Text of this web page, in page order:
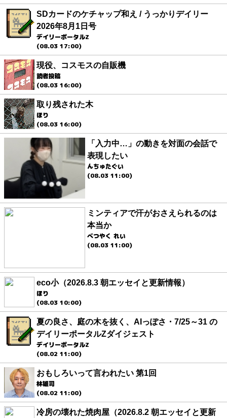
SDカードのケチャップ和え / うっかりデイリー
2026年8月1日号
デイリーポータルZ
(08.03 17:00)
現役、コスモスの自販機
読者投稿
(08.03 16:00)
取り残された木
ほり
(08.03 16:00)
「入力中…」の動きを対面の会話で
表現したい
んちゅたぐい
(08.03 11:00)
ミンティアで汗がおさえられるのは
本当か
べつやく れい
(08.03 11:00)
eco小（2026.8.3 朝エッセイと更新情報）
ほり
(08.03 10:00)
夏の良さ、庭の木を抜く、AIっぽさ・7/25～31 の
デイリーポータルZダイジェスト
デイリーポータルZ
(08.02 11:00)
おもしろいって言われたい 第1回
林雄司
(08.02 11:00)
冷房の壊れた焼肉屋（2026.8.2 朝エッセイと更新